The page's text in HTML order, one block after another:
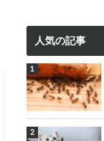
人気の記事